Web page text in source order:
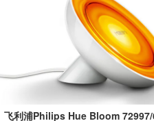
飞利浦Philips Hue Bloom